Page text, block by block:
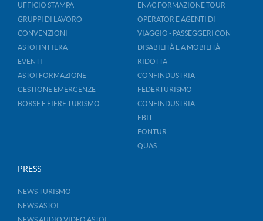
UFFICIO STAMPA
GRUPPI DI LAVORO
CONVENZIONI
ASTOI IN FIERA
EVENTI
ASTOI FORMAZIONE
GESTIONE EMERGENZE
BORSE E FIERE TURISMO
ENAC FORMAZIONE TOUR
OPERATOR E AGENTI DI
VIAGGIO - PASSEGGERI CON
DISABILITÀ E A MOBILITÀ
RIDOTTA
CONFINDUSTRIA
FEDERTURISMO
CONFINDUSTRIA
EBIT
FONTUR
QUAS
PRESS
NEWS TURISMO
NEWS ASTOI
NEWS AUDIO VIDEO ASTOI